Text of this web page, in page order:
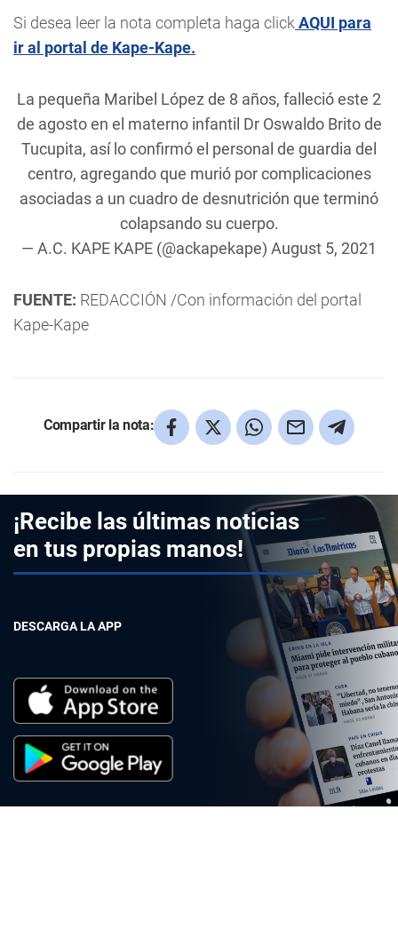
Si desea leer la nota completa haga click AQUI para
ir al portal de Kape-Kape.
La pequeña Maribel López de 8 años, falleció este 2
de agosto en el materno infantil Dr Oswaldo Brito de
Tucupita, así lo confirmó el personal de guardia del
centro, agregando que murió por complicaciones
asociadas a un cuadro de desnutrición que terminó
colapsando su cuerpo.
— A.C. KAPE KAPE (@ackapekape) August 5, 2021
FUENTE: REDACCIÓN /Con información del portal
Kape-Kape
Compartir la nota:
¡Recibe las últimas noticias
en tus propias manos!
DESCARGA LA APP